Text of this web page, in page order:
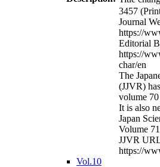
3457
Journal
https://
Editorial
https://
char/en
The
(JJVR)
volume
It is also
Japan
Volume
JJVR
https://
Vol.10